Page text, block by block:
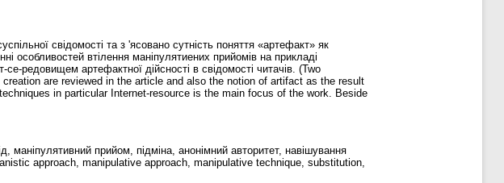
свідомості та з 'ясовано сутність поняття «артефакт» як
особливостей втілення маніпулятиених прийомів на прикладі
редовищем артефактної дійсності в свідомості читачів. (Two
are reviewed in the article and also the notion of artifact as the result
in particular Internet-resource is the main focus of the work. Beside
маніпулятивний прийом, підміна, анонімний авторитет, навішування
approach, manipulative approach, manipulative technique, substitution,